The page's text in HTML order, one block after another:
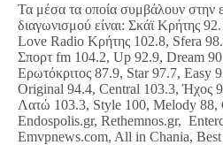
Τα μέσα τα οποία συμβάλουν στην
διαγωνισμού είναι: Σκάϊ Κρήτης
Love Radio Κρήτης 102.8, Sfera
Σπορτ fm 104.2, Up 92.9, Dream
Ερωτόκριτος 87.9, Star 97.7, Easy
Original 94.4, Central 103.3, Ήχος
Λατώ 103.3, Style 100, Melody 88,
Εndospolis.gr, Rethemnos.gr,
Emvpnews.com, All in Chania,